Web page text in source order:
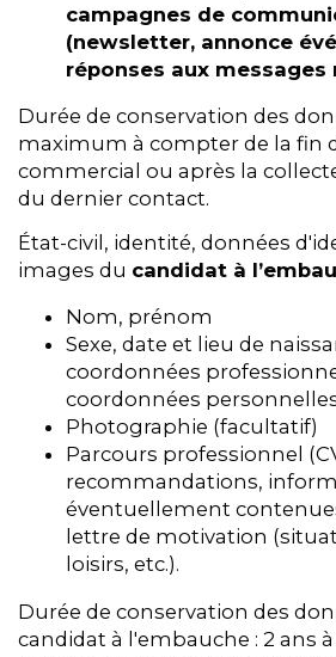
campagnes de
(newsletter, annonce
réponses aux messages
Durée de conservation des
maximum à compter de la fin
commercial ou après la
du dernier contact.
État-civil, identité, données
images du candidat à
Nom, prénom
Sexe, date et lieu de
coordonnées
coordonnées
Photographie (facultatif)
Parcours professionnel
recommandations,
éventuellement
lettre de motivation
loisirs, etc.).
Durée de conservation des
candidat à l'embauche : 2 ans